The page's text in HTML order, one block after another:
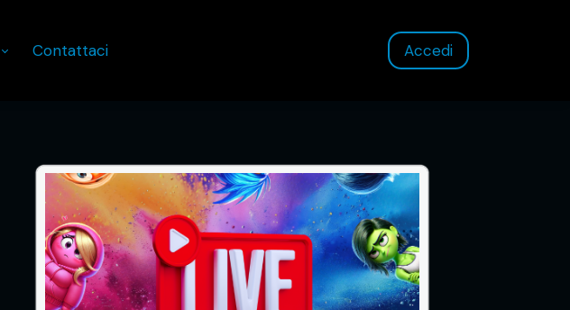
Contattaci Accedi